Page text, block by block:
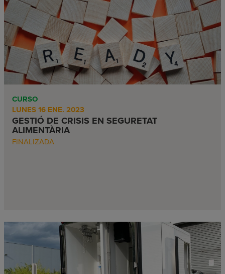
CURSO
LUNES 16 ENE. 2023
GESTIÓ DE CRISIS EN SEGURETAT
ALIMENTÀRIA
FINALIZADA